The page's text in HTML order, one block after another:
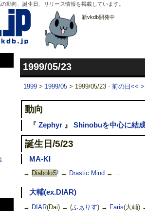
動向、誕生日、リリース情報を掲載しています。
新vkdb開発中
1999/05/23
1999> 1999/05> 1999/05/23 - 前の日<<
動向
『 Zephyr』 Shinobuを中心に結
誕生日/5/23
MA-KI
→ DiaboloS! → Drastic Mind → ...
大輔(ex.DIAR)
→ DIAR(Dai) → (ふぁりす) → Faris(大輔)